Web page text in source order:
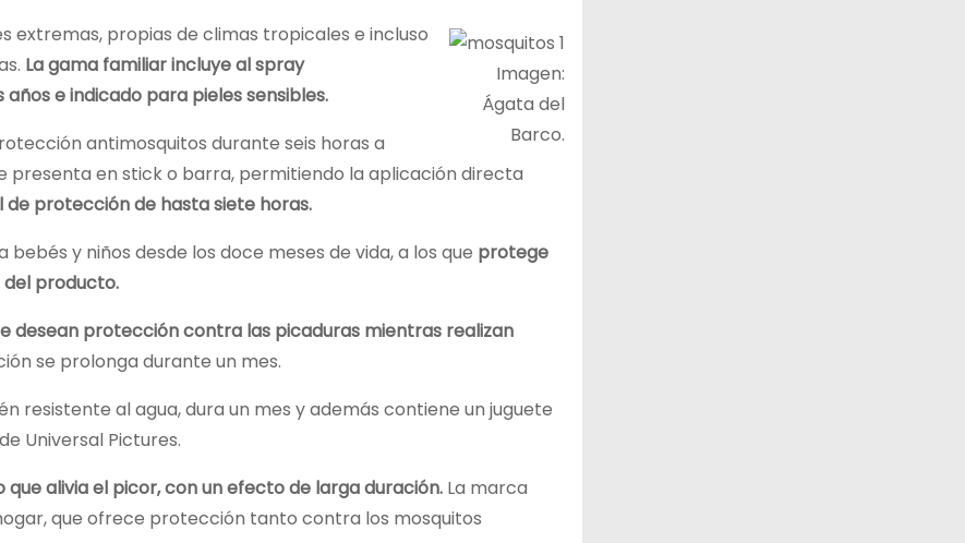
Imagen:
Ágata del
Barco.
propias de climas tropicales e incluso
La gama familiar incluye al spray
e indicado para pieles sensibles.
antimosquitos durante seis horas a
presenta en stick o barra, permitiendo la aplicación directa
de protección de hasta siete horas.
y niños desde los doce meses de vida, a los que protege
producto.
desean protección contra las picaduras mientras realizan
se prolonga durante un mes.
resistente al agua, dura un mes y además contiene un juguete
Universal Pictures.
que alivia el picor, con un efecto de larga duración. La marca
que ofrece protección tanto contra los mosquitos